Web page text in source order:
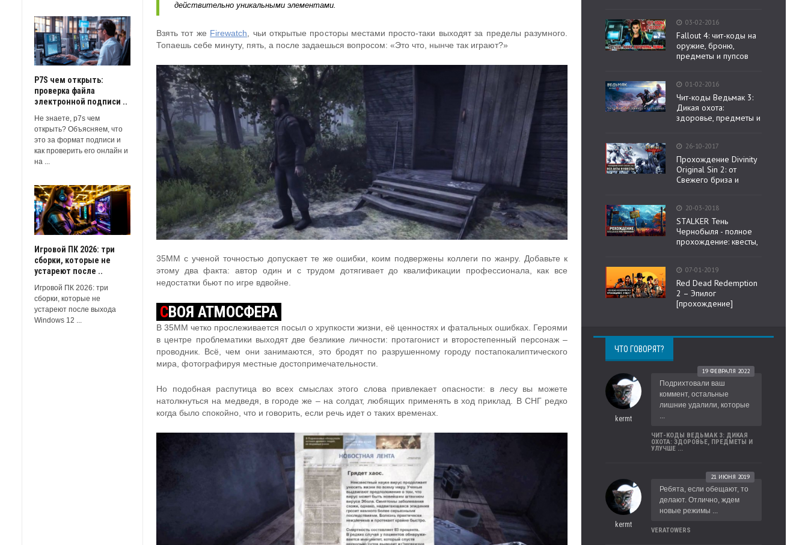
P7S чем открыть:
проверка файла
электронной подписи ..
Не знаете, p7s чем
открыть? Объясняем, что
это за формат подписи и
как проверить его онлайн и
на ...
Игровой ПК 2026: три
сборки, которые не
устареют после ..
Игровой ПК 2026: три
сборки, которые не
устареют после выхода
Windows 12 ...
действительно уникальными элементами.
Взять тот же Firewatch, чьи открытые просторы местами просто-таки выходят за пределы разумного.
Топаешь себе минуту, пять, а после задаешься вопросом: «Это что, нынче так играют?»
35ММ с ученой точностью допускает те же ошибки, коим подвержены коллеги по жанру. Добавьте к
этому два факта: автор один и с трудом дотягивает до квалификации профессионала, как все
недостатки бьют по игре вдвойне.
СВОЯ АТМОСФЕРА
В 35ММ четко прослеживается посыл о хрупкости жизни, её ценностях и фатальных ошибках. Героями
в центре проблематики выходят две безликие личности: протагонист и второстепенный персонаж –
проводник. Всё, чем они занимаются, это бродят по разрушенному городу постапокалиптического
мира, фотографируя местные достопримечательности.
Но подобная распутица во всех смыслах этого слова привлекает опасности: в лесу вы можете
натолкнуться на медведя, в городе же – на солдат, любящих применять в ход приклад. В СНГ редко
когда было спокойно, что и говорить, если речь идет о таких временах.
03-02-2016
Fallout 4: чит-коды на
оружие, броню,
предметы и пупсов
01-02-2016
Чит-коды Ведьмак 3:
Дикая охота:
здоровье, предметы и
26-10-2017
Прохождение Divinity
Original Sin 2: от
Свежего бриза и
20-03-2018
STALKER Тень
Чернобыля - полное
прохождение: квесты,
07-01-2019
Red Dead Redemption
2 – Эпилог
[прохождение]
ЧТО ГОВОРЯТ?
kermt
19 ФЕВРАЛЯ 2022
Подрихтовали ваш
коммент, остальные
лишние удалили, которые
...
ЧИТ-КОДЫ ВЕДЬМАК 3: ДИКАЯ
ОХОТА: ЗДОРОВЬЕ, ПРЕДМЕТЫ И
УЛУЧШЕ ...
kermt
21 ИЮНЯ 2019
Ребята, если обещают, то
делают. Отлично, ждем
новые режимы ...
VERATOWERS